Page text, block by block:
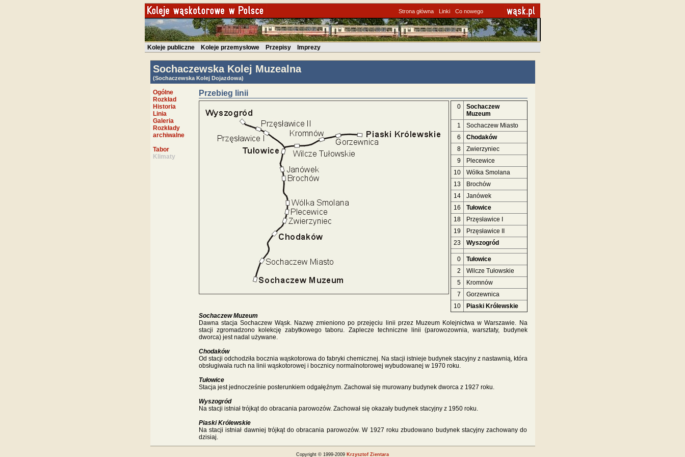
Strona główna Linki Co nowego
Koleje publiczne Koleje przemysłowe Przepisy Imprezy
Sochaczewska Kolej Muzealna
(Sochaczewska Kolej Dojazdowa)
Ogólne
Rozkład
Historia
Linia
Galeria
Rozkłady
archiwalne
Tabor
Klimaty
Przebieg linii
0
Sochaczew
Muzeum
1
Sochaczew Miasto
6
Chodaków
8
Zwierzyniec
9
Plecewice
10
Wólka Smolana
13
Brochów
14
Janówek
16
Tułowice
18
Przęsławice I
19
Przęsławice II
23
Wyszogród
0
Tułowice
2
Wilcze Tułowskie
5
Kromnów
7
Gorzewnica
10
Piaski Królewskie
Sochaczew Muzeum
Dawna stacja Sochaczew Wąsk. Nazwę zmieniono po przejęciu linii przez Muzeum Kolejnictwa w Warszawie. Na
stacji zgromadzono kolekcję zabytkowego taboru. Zaplecze techniczne linii (parowozownia, warsztaty, budynek
dworca) jest nadal używane.
Chodaków
Od stacji odchodziła bocznia wąskotorowa do fabryki chemicznej. Na stacji istnieje budynek stacyjny z nastawnią, która
obsługiwała ruch na linii wąskotorowej i bocznicy normalnotorowej wybudowanej w 1970 roku.
Tułowice
Stacja jest jednocześnie posterunkiem odgałęźnym. Zachował się murowany budynek dworca z 1927 roku.
Wyszogród
Na stacji istniał trójkąt do obracania parowozów. Zachował się okazały budynek stacyjny z 1950 roku.
Piaski Królewskie
Na stacji istniał dawniej trójkąt do obracania parowozów. W 1927 roku zbudowano budynek stacyjny zachowany do
dzisiaj.
Copyright © 1999-2009 Krzysztof Zientara